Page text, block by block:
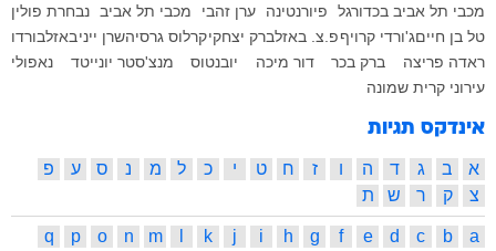
מכבי תל אביב בכדורגל פיורנטינה ערן זהבי מכבי תל אביב
נבחרת פולין
טל בן חייםג'ורדי קרויףפ.צ. באזלברק יצחקיקרלוס גרסיהשרן ייניבאזלבורדו
ראדה פריצה
ברק בכר דור מיכה יובנטוס מנצ'סטר יונייטד
נאפולי
עירוני קרית שמונה
אינדקס תגיות
א ב ג ד ה ו ז ח ט י כ ל מ נ ס ע
פ
צ
ק ר ש ת
a
b
c
d
e
f
g
h
i
j
k
m
n
o
p
q